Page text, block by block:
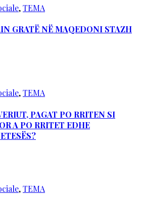
,TEMA
GRATË NË MAQEDONI STAZH
,TEMA
PAGAT PO RRITEN SI
A PO RRITET EDHE
,TEMA